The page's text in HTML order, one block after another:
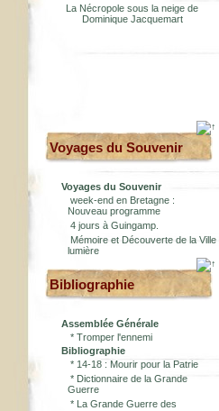
La Nécropole sous la neige de
Dominique Jacquemart
Voyages du Souvenir
Voyages du Souvenir
week-end en Bretagne :
Nouveau programme
4 jours à Guingamp.
Mémoire et Découverte de la Ville
lumière
Bibliographie
Assemblée Générale
* Tromper l'ennemi
Bibliographie
* 14-18 : Mourir pour la Patrie
* Dictionnaire de la Grande
Guerre
* La Grande Guerre des